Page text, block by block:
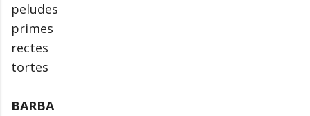
peludes
primes
rectes
tortes
BARBA